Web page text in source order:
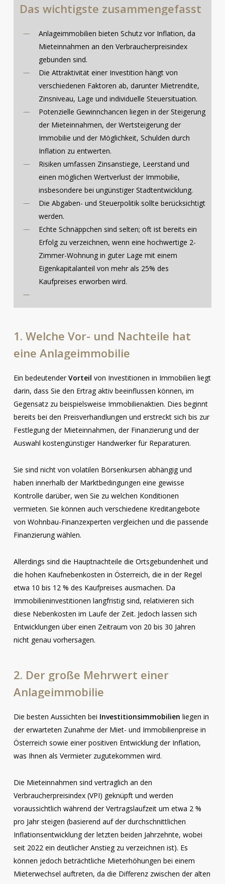
Das wichtigste zusammengefasst
Anlageimmobilien bieten Schutz vor Inflation, da
Mieteinnahmen an den Verbraucherpreisindex
gebunden sind.
Die Attraktivität einer Investition hängt von
verschiedenen Faktoren ab, darunter Mietrendite,
Zinsniveau, Lage und individuelle Steuersituation.
Potenzielle Gewinnchancen liegen in der Steigerung
der Mieteinnahmen, der Wertsteigerung der
Immobilie und der Möglichkeit, Schulden durch
Inflation zu entwerten.
Risiken umfassen Zinsanstiege, Leerstand und
einen möglichen Wertverlust der Immobilie,
insbesondere bei ungünstiger Stadtentwicklung.
Die Abgaben- und Steuerpolitik sollte berücksichtigt
werden.
Echte Schnäppchen sind selten; oft ist bereits ein
Erfolg zu verzeichnen, wenn eine hochwertige 2-
Zimmer-Wohnung in guter Lage mit einem
Eigenkapitalanteil von mehr als 25% des
Kaufpreises erworben wird.
1. Welche Vor- und Nachteile hat
eine Anlageimmobilie
Ein bedeutenderVorteil von Investitionen in Immobilien liegt
darin, dass Sie den Ertrag aktiv beeinflussen können, im
Gegensatz zu beispielsweise Immobilienaktien. Dies beginnt
bereits bei den Preisverhandlungen und erstreckt sich bis zur
Festlegung der Mieteinnahmen, der Finanzierung und der
Auswahl kostengünstiger Handwerker für Reparaturen.
Sie sind nicht von volatilen Börsenkursen abhängig und
haben innerhalb der Marktbedingungen eine gewisse
Kontrolle darüber, wen Sie zu welchen Konditionen
vermieten. Sie können auch verschiedene Kreditangebote
von Wohnbau-Finanzexperten vergleichen und die passende
Finanzierung wählen.
Allerdings sind die Hauptnachteile die Ortsgebundenheit und
die hohen Kaufnebenkosten in Österreich, die in der Regel
etwa 10 bis 12 % des Kaufpreises ausmachen. Da
Immobilieninvestitionen langfristig sind, relativieren sich
diese Nebenkosten im Laufe der Zeit. Jedoch lassen sich
Entwicklungen über einen Zeitraum von 20 bis 30 Jahren
nicht genau vorhersagen.
2. Der große Mehrwert einer
Anlageimmobilie
Die besten Aussichten bei Investitionsimmobilien liegen in
der erwarteten Zunahme der Miet- und Immobilienpreise in
Österreich sowie einer positiven Entwicklung der Inflation,
was Ihnen als Vermieter zugutekommen wird.
Die Mieteinnahmen sind vertraglich an den
Verbraucherpreisindex (VPI) geknüpft und werden
voraussichtlich während der Vertragslaufzeit um etwa 2 %
pro Jahr steigen (basierend auf der durchschnittlichen
Inflationsentwicklung der letzten beiden Jahrzehnte, wobei
seit 2022 ein deutlicher Anstieg zu verzeichnen ist). Es
können jedoch beträchtliche Mieterhöhungen bei einem
Mieterwechsel auftreten, da die Differenz zwischen der alten